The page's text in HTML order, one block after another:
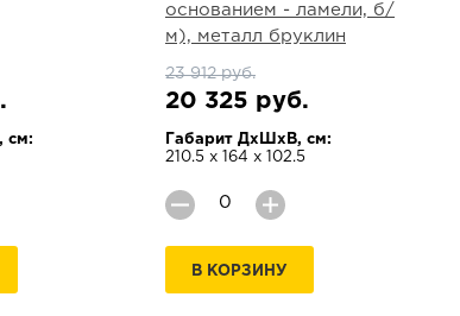
см:
основанием - ламели, б/
м), металл бруклин
23 912 руб.
20 325 руб.
Габарит ДхШхВ, см:
210.5 х 164 х 102.5
В КОРЗИНУ